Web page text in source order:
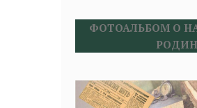
ФОТОАЛЬБОМ О